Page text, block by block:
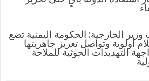
وزير الخارجية: الحكومة اليمنية تضع
أولوية وتواصل تعزيز جاهزيتها
التهديدات الحوثية للملاحة